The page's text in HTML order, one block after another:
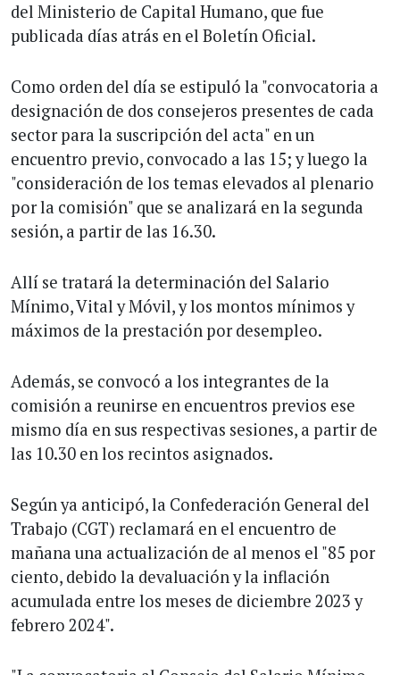
del Ministerio de Capital Humano, que fue
publicada días atrás en el Boletín Oficial.
Como orden del día se estipuló la "convocatoria a
designación de dos consejeros presentes de cada
sector para la suscripción del acta" en un
encuentro previo, convocado a las 15; y luego la
"consideración de los temas elevados al plenario
por la comisión" que se analizará en la segunda
sesión, a partir de las 16.30.
Allí se tratará la determinación del Salario
Mínimo, Vital y Móvil, y los montos mínimos y
máximos de la prestación por desempleo.
Además, se convocó a los integrantes de la
comisión a reunirse en encuentros previos ese
mismo día en sus respectivas sesiones, a partir de
las 10.30 en los recintos asignados.
Según ya anticipó, la Confederación General del
Trabajo (CGT) reclamará en el encuentro de
mañana una actualización de al menos el "85 por
ciento, debido la devaluación y la inflación
acumulada entre los meses de diciembre 2023 y
febrero 2024".